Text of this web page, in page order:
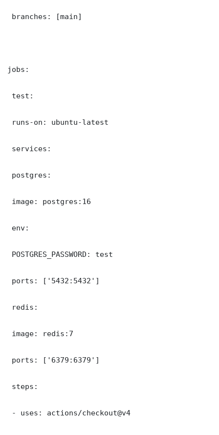
branches: [main]
jobs:
test:
runs-on: ubuntu-latest
services:
postgres:
image: postgres:16
env:
POSTGRES_PASSWORD: test
ports: ['5432:5432']
redis:
image: redis:7
ports: ['6379:6379']
steps:
- uses: actions/checkout@v4